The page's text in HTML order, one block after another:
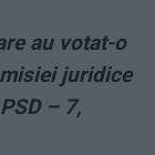
au votat-o
juridice
– 7,